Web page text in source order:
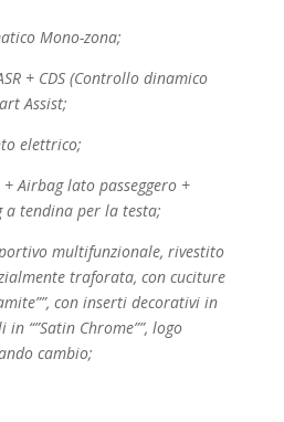
Mono-zona;
+ CDS (Controllo dinamico
Assist;
elettrico;
Airbag lato passeggero +
tendina per la testa;
multifunzionale, rivestito
traforata, con cuciture
con inserti decorativi in
in “”Satin Chrome””, logo
cambio;